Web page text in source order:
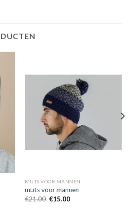
MUTS VOOR MANNEN
muts voor mannen
€21.00 €15.00